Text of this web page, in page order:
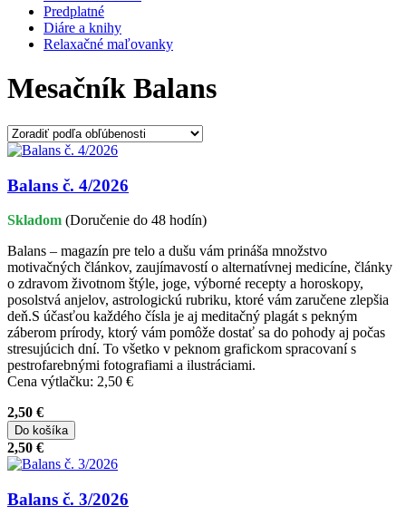
Predplatné
Diáre a knihy
Relaxačné maľovanky
Mesačník Balans
Balans č. 4/2026
Skladom (Doručenie do 48 hodín)
Balans – magazín pre telo a dušu vám prináša množstvo
motivačných článkov, zaujímavostí o alternatívnej medicíne, články
o zdravom životnom štýle, joge, výborné recepty a horoskopy,
posolstvá anjelov, astrologickú rubriku, ktoré vám zaručene zlepšia
deň.S účasťou každého čísla je aj meditačný plagát s pekným
záberom prírody, ktorý vám pomôže dostať sa do pohody aj počas
stresujúcich dní. To všetko v peknom grafickom spracovaní s
pestrofarebnými fotografiami a ilustráciami.
Cena výtlačku: 2,50 €
2,50 €
Do košíka
2,50 €
Balans č. 3/2026